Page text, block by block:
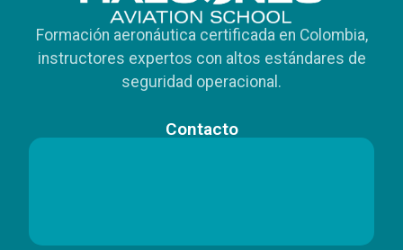
Formación aeronáutica certificada en Colombia,
instructores expertos con altos estándares de
seguridad operacional.
Contacto